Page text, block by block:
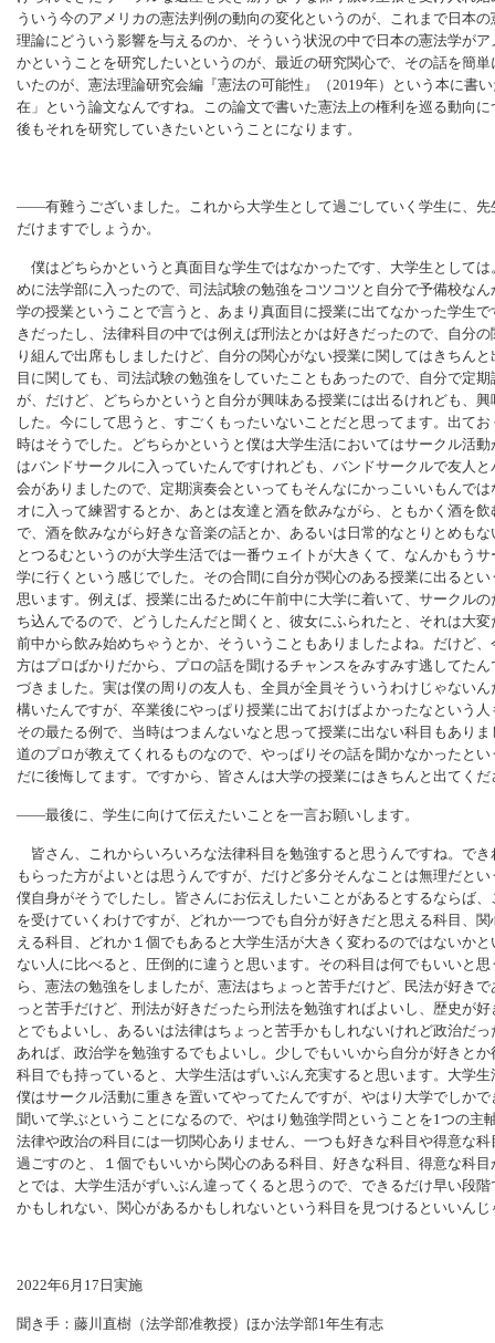
ういう今のアメリカの憲法判例の動向の変化というのが、これまで日本
理論にどういう影響を与えるのか、そういう状況の中で日本の憲法学が
かということを研究したいというのが、最近の研究関心で、その話を簡
いたのが、憲法理論研究会編『憲法の可能性』（2019年）という本に書
在」という論文なんですね。この論文で書いた憲法上の権利を巡る動向
後もそれを研究していきたいということになります。
――有難うございました。これから大学生として過ごしていく学生に、先
だけますでしょうか。
僕はどちらかというと真面目な学生ではなかったです、大学生として
めに法学部に入ったので、司法試験の勉強をコツコツと自分で予備校な
学の授業ということで言うと、あまり真面目に授業に出てなかった学生
きだったし、法律科目の中では例えば刑法とかは好きだったので、自分
り組んで出席もしましたけど、自分の関心がない授業に関してはきちん
目に関しても、司法試験の勉強をしていたこともあったので、自分で定
が、だけど、どちらかというと自分が興味ある授業には出るけれども、
した。今にして思うと、すごくもったいないことだと思ってます。出て
時はそうでした。どちらかというと僕は大学生活においてはサークル活
はバンドサークルに入っていたんですけれども、バンドサークルで友人
会がありましたので、定期演奏会といってもそんなにかっこいいもんで
オに入って練習するとか、あとは友達と酒を飲みながら、ともかく酒を
で、酒を飲みながら好きな音楽の話とか、あるいは日常的なとりとめも
とつるむというのが大学生活では一番ウェイトが大きくて、なんかもう
学に行くという感じでした。その合間に自分が関心のある授業に出ると
思います。例えば、授業に出るために午前中に大学に着いて、サークル
ち込んでるので、どうしたんだと聞くと、彼女にふられたと、それは大
前中から飲み始めちゃうとか、そういうこともありましたよね。だけど
方はプロばかりだから、プロの話を聞けるチャンスをみすみす逃してた
づきました。実は僕の周りの友人も、全員が全員そういうわけじゃない
構いたんですが、卒業後にやっぱり授業に出ておけばよかったなという
その最たる例で、当時はつまんないなと思って授業に出ない科目もあり
道のプロが教えてくれるものなので、やっぱりその話を聞かなかったと
だに後悔してます。ですから、皆さんは大学の授業にはきちんと出てく
――最後に、学生に向けて伝えたいことを一言お願いします。
皆さん、これからいろいろな法律科目を勉強すると思うんですね。で
もらった方がよいとは思うんですが、だけど多分そんなことは無理だと
僕自身がそうでしたし。皆さんにお伝えしたいことがあるとするならば
を受けていくわけですが、どれか一つでも自分が好きだと思える科目、
える科目、どれか１個でもあると大学生活が大きく変わるのではないか
ない人に比べると、圧倒的に違うと思います。その科目は何でもいいと
ら、憲法の勉強をしましたが、憲法はちょっと苦手だけど、民法が好き
っと苦手だけど、刑法が好きだったら刑法を勉強すればよいし、歴史が
とでもよいし、あるいは法律はちょっと苦手かもしれないけれど政治だ
あれば、政治学を勉強するでもよいし。少しでもいいから自分が好きと
科目でも持っていると、大学生活はずいぶん充実すると思います。大学
僕はサークル活動に重きを置いてやってたんですが、やはり大学でしか
聞いて学ぶということになるので、やはり勉強学問ということを1つの主
法律や政治の科目には一切関心ありません、一つも好きな科目や得意な
過ごすのと、１個でもいいから関心のある科目、好きな科目、得意な科
とでは、大学生活がずいぶん違ってくると思うので、できるだけ早い段
かもしれない、関心があるかもしれないという科目を見つけるといいん
2022年6月17日実施
聞き手：藤川直樹（法学部准教授）ほか法学部1年生有志